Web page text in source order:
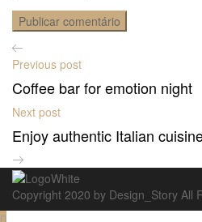
Previous post
Coffee bar for emotion night
Next post
Enjoy authentic Italian
Copyright 2020 by Design_Story All